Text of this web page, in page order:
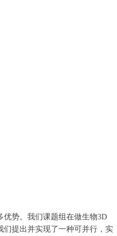
势。我们课题组在做生物3D
们提出并实现了一种可并行，实